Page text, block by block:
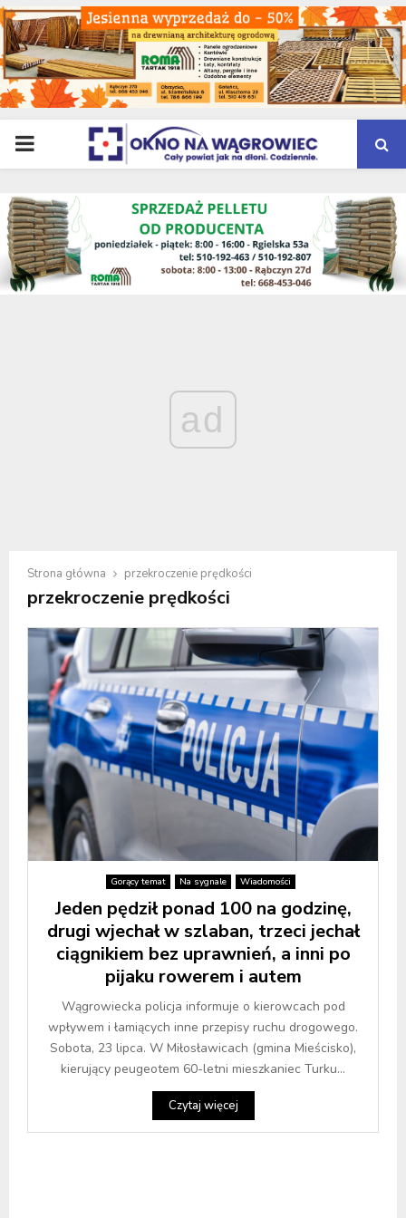
PRIMARY
MENU
ad
Strona główna przekroczenie prędkości
przekroczenie prędkości
Gorący temat Na sygnale Wiadomości
Jeden pędził ponad 100 na godzinę,
drugi wjechał w szlaban, trzeci jechał
ciągnikiem bez uprawnień, a inni po
pijaku rowerem i autem
Wągrowiecka policja informuje o kierowcach pod
wpływem i łamiących inne przepisy ruchu drogowego.
Sobota, 23 lipca. W Miłosławicach (gmina Mieścisko),
kierujący peugeotem 60-letni mieszkaniec Turku...
Czytaj więcej